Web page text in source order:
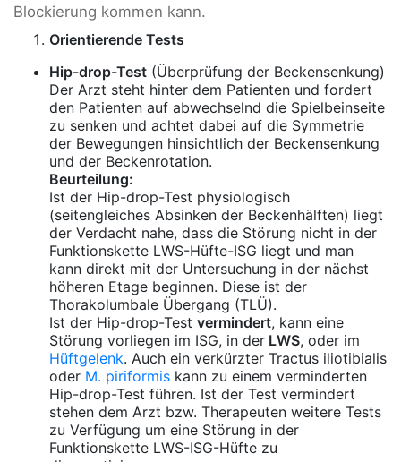
Blockierung kommen kann.
Orientierende Tests
Hip-drop-Test (Überprüfung der Beckensenkung)
Der Arzt steht hinter dem Patienten und fordert
den Patienten auf abwechselnd die Spielbeinseite
zu senken und achtet dabei auf die Symmetrie
der Bewegungen hinsichtlich der Beckensenkung
und der Beckenrotation.
Beurteilung:
Ist der Hip-drop-Test physiologisch
(seitengleiches Absinken der Beckenhälften) liegt
der Verdacht nahe, dass die Störung nicht in der
Funktionskette LWS-Hüfte-ISG liegt und man
kann direkt mit der Untersuchung in der nächst
höheren Etage beginnen. Diese ist der
Thorakolumbale Übergang (TLÜ).
Ist der Hip-drop-Test vermindert, kann eine
Störung vorliegen im ISG, in der LWS, oder im
Hüftgelenk. Auch ein verkürzter Tractus iliotibialis
oder M. piriformis kann zu einem verminderten
Hip-drop-Test führen. Ist der Test vermindert
stehen dem Arzt bzw. Therapeuten weitere Tests
zu Verfügung um eine Störung in der
Funktionskette LWS-ISG-Hüfte zu